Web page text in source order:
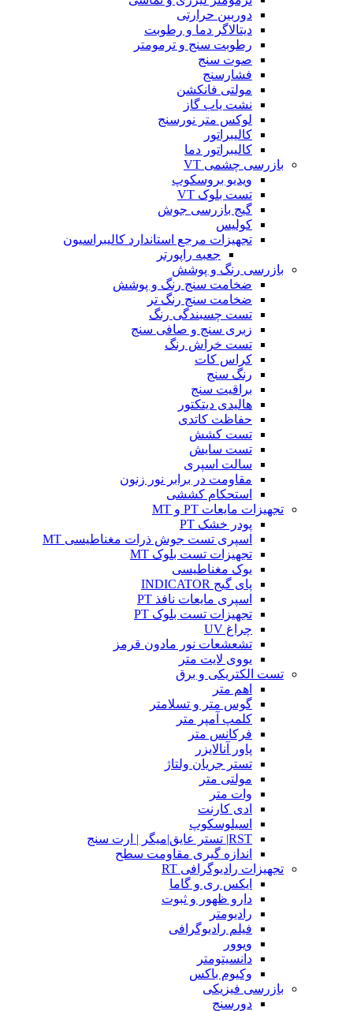
دوربین حرارتی
دیتالاگر دما و رطوبت
رطوبت سنج و ترمومتر
صوت سنج
فشارسنج
مولتی فانکشن
نشت یاب گاز
لوکس متر نورسنج
کالیبراتور
کالیبراتور دما
بازرسی چشمی VT
ویدیو بروسکوپ
تست بلوک VT
گیج بازرسی جوش
کولیس
تجهیزات مرجع استاندارد کالیبراسیون
جعبه راپورتر
بازرسی رنگ و پوشش
ضخامت سنج رنگ و پوشش
ضخامت سنج رنگ تر
تست چسبندگی رنگ
زبری سنج و صافی سنج
تست خراش رنگ
کراس کات
رنگ سنج
براقیت سنج
هالیدی دیتکتور
حفاظت کاتدی
تست کشش
تست سایش
سالت اسپری
مقاومت در برابر نور زنون
استحکام کششی
تجهیزات مایعات PT و MT
پودر خشک PT
اسپری تست جوش ذرات مغناطیسی MT
تجهیزات تست بلوک MT
یوک مغناطیسی
پای گیج INDICATOR
اسپری مایعات نافذ PT
تجهیزات تست بلوک PT
چراغ UV
تشعشعات نور مادون قرمز
یووی لایت متر
تست الکتریکی و برق
اهم متر
گوس متر و تسلامتر
کلمپ آمپر متر
فرکانس متر
پاور آنالایزر
تستر جریان ولتاژ
مولتی متر
وات متر
ادی کارنت
اسیلوسکوپ
RST| تستر عایق|میگر | ارت سنج
اندازه گیری مقاومت سطح
تجهیزات رادیوگرافی RT
ایکس ری و گاما
دارو ظهور و ثبوت
رادیومتر
فیلم رادیوگرافی
ویوور
دانسیتومتر
وکیوم باکس
بازرسی فیزیکی
دورسنج